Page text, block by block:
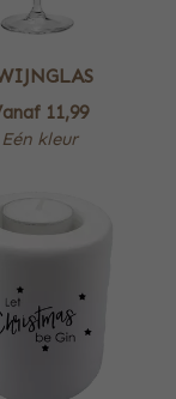
11,99
Eén kleur